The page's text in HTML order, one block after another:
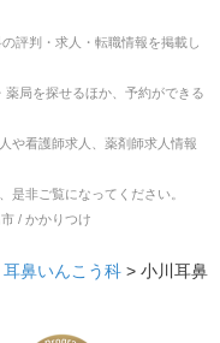
の評判・求人・転職情報を掲載し
局を探せるほか、予約ができる
や看護師求人、薬剤師求人情報
是非ご覧になってください。
/ かかりつけ
耳鼻いんこう科 > 小川耳鼻